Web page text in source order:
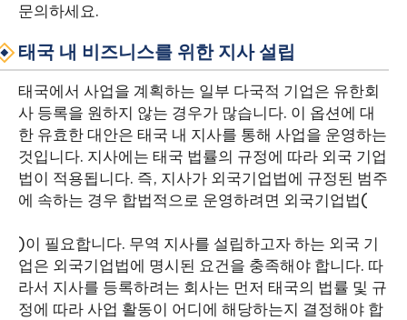
문의하세요.
태국 내 비즈니스를 위한 지사 설립
태국에서 사업을 계획하는 일부 다국적 기업은 유한회
사 등록을 원하지 않는 경우가 많습니다. 이 옵션에 대
한 유효한 대안은 태국 내 지사를 통해 사업을 운영하는
것입니다. 지사에는 태국 법률의 규정에 따라 외국 기업
법이 적용됩니다. 즉, 지사가 외국기업법에 규정된 범주
에 속하는 경우 합법적으로 운영하려면 외국기업법(
)이 필요합니다. 무역 지사를 설립하고자 하는 외국 기
업은 외국기업법에 명시된 요건을 충족해야 합니다. 따
라서 지사를 등록하려는 회사는 먼저 태국의 법률 및 규
정에 따라 사업 활동이 어디에 해당하는지 결정해야 합